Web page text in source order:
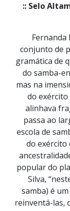
:: Selo
conjunto de
gramática de
do samba-
mas na
do exército
alinhava
passa ao
escola de
do exército
popular do
Silva,
samba) é
reinventá-las,